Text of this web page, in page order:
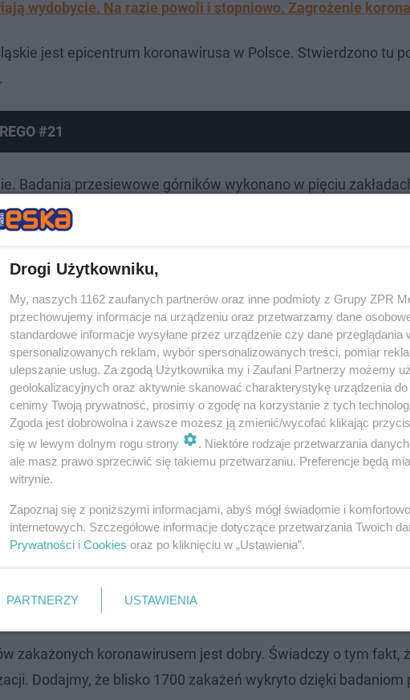
wydobycie. Na razie powoli i stopniowo. Zagrożenie
jest epicentrum koronawirusa w Polsce. Stwierdzono tu
#21
Badania przesiewowe górników wykonano w pięciu
tym razem członków rodziny górników. Rozpoczęto już także
kopalń, u których stwierdzono wynik ujemny za
osób, u których dwukrotnie testy wykazały wynik ujemny.
Bobrek, Murcki-Staszic i Jankowice przywracają
Sośnica prawdopodobnie 20 maja, a następnie ruszy
zakażonych koronawirusem jest dobry. Świadczy o tym fakt,
Dodajmy, że blisko 1700 zakażeń wykryto dzięki badaniom
Drogi Użytkowniku,
My, naszych 1162 zaufanych partnerów oraz inne podmioty z Grupy ZPR
przechowujemy informacje na urządzeniu oraz przetwarzamy dane
standardowe informacje wysyłane przez urządzenie czy dane przeglądania
spersonalizowanych reklam, wybór spersonalizowanych treści, pomiar
ulepszanie usług. Za zgodą Użytkownika my i Zaufani Partnerzy możemy
geolokalizacyjnych oraz aktywnie skanować charakterystykę urządzenia
cenimy Twoją prywatność, prosimy o zgodę na korzystanie z tych
Zgoda jest dobrowolna i zawsze możesz ją zmienić/wycofać klikając
się w lewym dolnym rogu strony
. Niektóre rodzaje przetwarzania
ale masz prawo sprzeciwić się takiemu przetwarzaniu. Preferencje będą
witrynie.
Zapoznaj się z poniższymi informacjami, abyś mógł świadomie i
internetowych. Szczegółowe informacje dotyczące przetwarzania Twoich
Prywatności i Cookies oraz po kliknięciu w „Ustawienia”.
PARTNERZY USTAWIENIA